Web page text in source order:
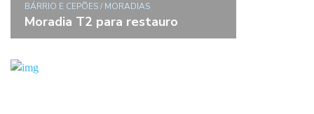
BÁRRIO E CEPÕES / MORADIAS
Moradia T2 para restauro